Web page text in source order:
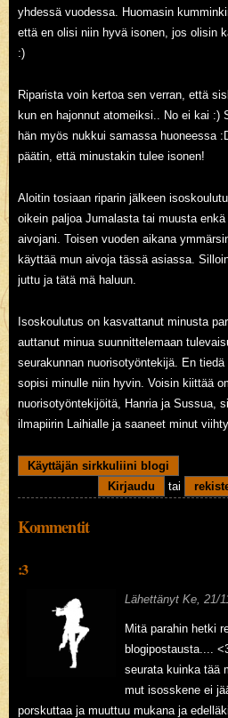
yhdessä vuodessa. Huomasin
että en olisi niin hyvä isonen, jos olisin
:)
Riparista voin kertoa sen verran, että
kun en hajonnut atomeiksi.. No ei kai :)
hän myös nukkui samassa huoneessa
päätin, että minustakin tulee isonen!
Aloitin tosiaan riparin jälkeen
oikein paljoa Jumalasta tai muusta
aivojani. Toisen vuoden aikana
käyttää mun aivoja tässä asiassa.
juttu ja tätä mä haluun.
Isoskoulutus on kasvattanut minusta
auttanut minua suunnittelemaan
seurakunnan nuorisotyöntekijä. En
sopisi minulle niin hyvin. Voisin kiittää
nuorisotyöntekijöitä, Hanria ja Sussua,
ilmapiirin Laihialle ja saaneet minut
Käyttäjän sirkkuliini blogi
Kirjaudu
tai
Kommentit
:3
Lähettänyt Ke, 21/
Mitä parahin hetki
blogipostausta....
seurata kuinka tää
mut isosskene ei
porskuttaa ja muuttuu mukana ja